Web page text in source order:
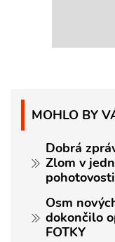
MOHLO BY
Dobrá
Zlom v
pohotovosti
Osm
dokončilo
FOTKY